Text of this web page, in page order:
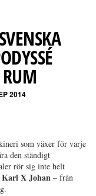
2014
som växer för varje
den ständigt
rör sig inte helt
Karl X Johan – från